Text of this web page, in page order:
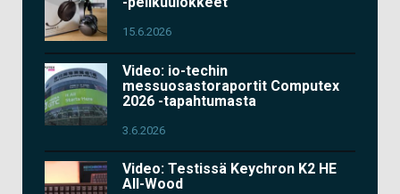
15.6.2026
Video: io-techin
messuosastoraportit Computex
2026 -tapahtumasta
3.6.2026
Video: Testissä Keychron K2 HE
All-Wood